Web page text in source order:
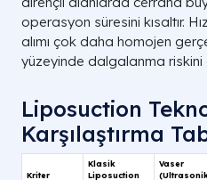
operasyon süresini kısaltır.
alımı çok daha homojen
yüzeyinde dalgalanma riskini
Liposuction
Karşılaştırma